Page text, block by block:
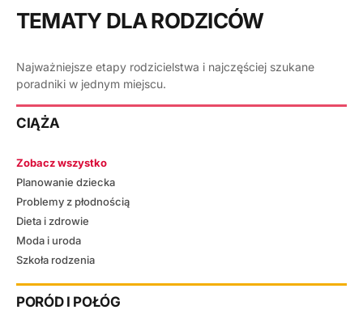
TEMATY DLA RODZICÓW
Najważniejsze etapy rodzicielstwa i najczęściej szukane
poradniki w jednym miejscu.
CIĄŻA
Zobacz wszystko
Planowanie dziecka
Problemy z płodnością
Dieta i zdrowie
Moda i uroda
Szkoła rodzenia
PORÓD I POŁÓG